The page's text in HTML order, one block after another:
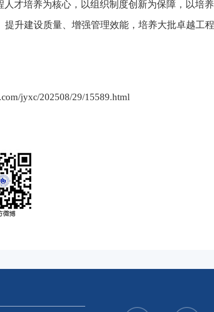
才培养为核心，以组织制度创新为保障，以培
提升建设质量、增强管理效能，培养大批卓越工
jyxc/202508/29/15589.html